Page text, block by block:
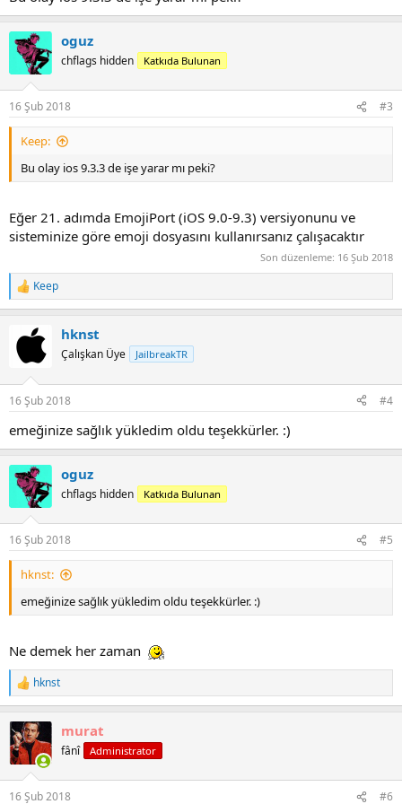
oguz
chflags hidden Katkıda Bulunan
16 Şub 2018 #3
Keep:
Bu olay ios 9.3.3 de işe yarar mı peki?
Eğer 21. adımda EmojiPort (iOS 9.0-9.3) versiyonunu ve
sisteminize göre emoji dosyasını kullanırsanız çalışacaktır
Son düzenleme: 16 Şub 2018
R
e
c
t
s
Keep
hknst
Çalışkan Üye JailbreakTR
16 Şub 2018 #4
emeğinize sağlık yükledim oldu teşekkürler. :)
oguz
chflags hidden Katkıda Bulunan
16 Şub 2018 #5
hknst:
emeğinize sağlık yükledim oldu teşekkürler. :)
Ne demek her zaman
R
e
c
t
i
hknst
murat
fânî Administrator
16 Şub 2018 #6